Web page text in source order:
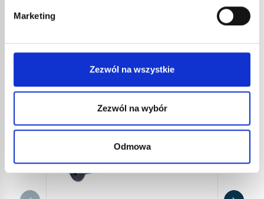
Marketing
Zezwól na wszystkie
Zezwól na wybór
Odmowa
INNE